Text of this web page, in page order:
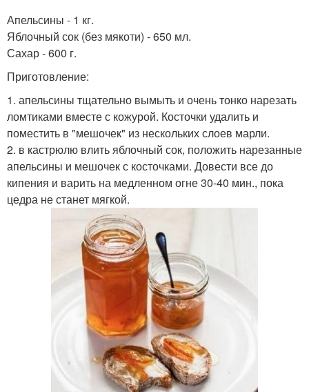
Апельсины - 1 кг.
Яблочный сок (без мякоти) - 650 мл.
Сахар - 600 г.
Приготовление:
1. апельсины тщательно вымыть и очень тонко нарезать
ломтиками вместе с кожурой. Косточки удалить и
поместить в "мешочек" из нескольких слоев марли.
2. в кастрюлю влить яблочный сок, положить нарезанные
апельсины и мешочек с косточками. Довести все до
кипения и варить на медленном огне 30-40 мин., пока
цедра не станет мягкой.